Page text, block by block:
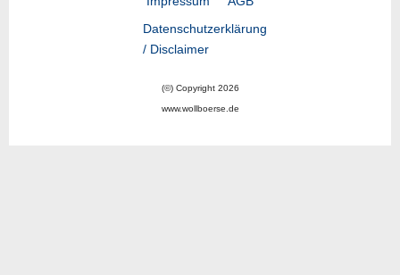
Datenschutzerklärung
/ Disclaimer
(©) Copyright 2026
www.wollboerse.de